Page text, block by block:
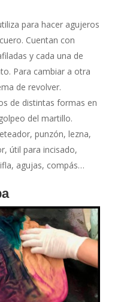
para hacer agujeros
Cuentan con
y cada una de
Para cambiar a otra
de revolver.
de distintas formas en
del martillo.
punzón, lezna,
útil para incisado,
agujas, compás…